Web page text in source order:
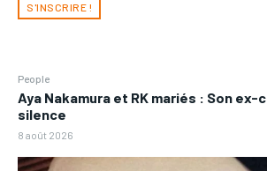
S'INSCRIRE !
People
Aya Nakamura et RK mariés : Son ex-
silence
8 août 2026